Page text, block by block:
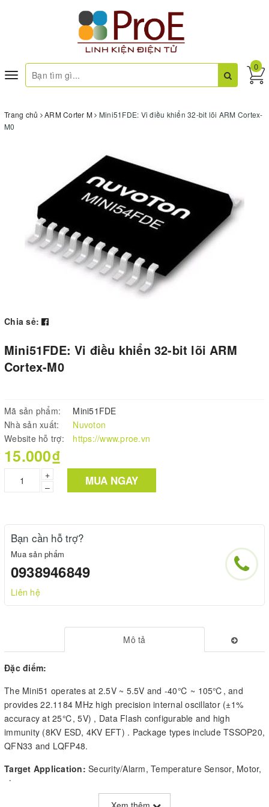
Toggle
navigation
0
Trang chủ ARM Corter M
Mini51FDE: Vi điều khiển 32-bit lõi ARM Cortex-
M0
Chia sẻ:
Mini51FDE: Vi điều khiển 32-bit lõi ARM
Cortex-M0
Mã sản phẩm:
Mini51FDE
Nhà sản xuất:
Nuvoton
Website hỗ trợ:
https://www.proe.vn
15.000₫
+
–
MUA NGAY
Bạn cần hỗ trợ?
Mua sản phẩm
0938946849
Liên hệ
Mô tả
Đặc điểm:
The Mini51 operates at 2.5V ~ 5.5V and -40℃ ~ 105℃, and
provides 22.1184 MHz high precision internal oscillator (±1%
accuracy at 25℃, 5V) , Data Flash configurable and high
immunity (8KV ESD, 4KV EFT) . Package types include TSSOP20,
QFN33 and LQFP48.
Target Application: Security/Alarm, Temperature Sensor, Motor,
etc.